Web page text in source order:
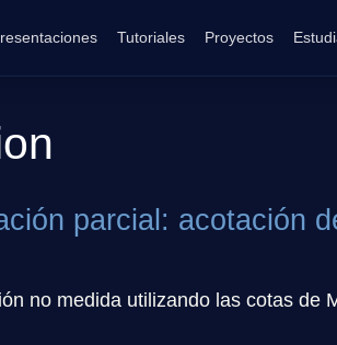
Tutoriales Proyectos
parcial: acotación
no medida utilizando las cotas de